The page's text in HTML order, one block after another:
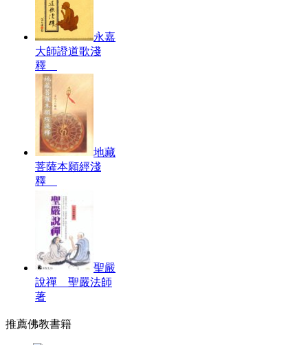
永嘉
大師證道歌淺
釋
地藏
菩薩本願經淺
釋
聖嚴
說禪 聖嚴法師
著
推薦佛教書籍